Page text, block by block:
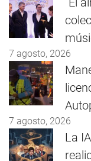
7 agosto, 2026
7 agosto, 2026
La